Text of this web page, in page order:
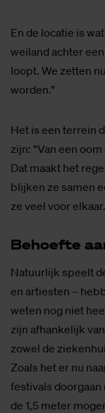
En de locatie is
weiland achter
loopt. We zetten
worden.”
Het is een terrein
zijn: “Van een
Dat maakt het
blijken ze samen
ze veel voor
Be­hoef­te
Natuurlijk speelt
en artiesten –
weten nog niet
zijn afhankelijk
zowel de
Zoals het er nu
festivals
de 1,5 meter